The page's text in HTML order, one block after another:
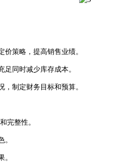
价策略，提高销售业绩。
同时减少库存成本。
制定财务目标和预算。
完整性。
。
。